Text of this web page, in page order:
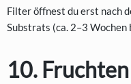
Filter öffnest du erst nach
Substrats (ca. 2–3 Wochen
10. Fruchten